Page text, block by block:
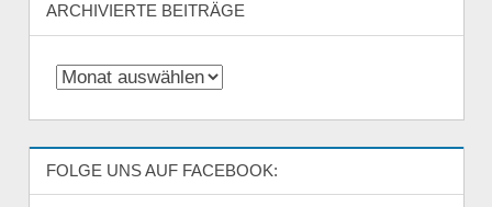
ARCHIVIERTE BEITRÄGE
Archivierte
FOLGE UNS AUF FACEBOOK: